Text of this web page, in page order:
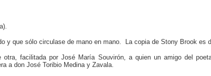
y que sólo circulase de mano en mano. La copia de Stony Brook es
otra, facilitada por José María Souvirón, a quien un amigo del
a don José Toribio Medina y Zavala.